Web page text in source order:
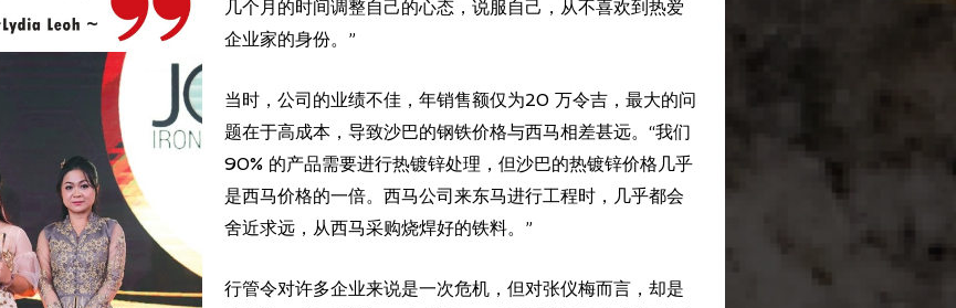
几个月的时间调整自己的心态，说服自己，从不喜欢到热爱
企业家的身份。”
当时，公司的业绩不佳，年销售额仅为20 万令吉，最大的问
题在于高成本，导致沙巴的钢铁价格与西马相差甚远。“我们
90% 的产品需要进行热镀锌处理，但沙巴的热镀锌价格几乎
是西马价格的一倍。西马公司来东马进行工程时，几乎都会
舍近求远，从西马采购烧焊好的铁料。”
行管令对许多企业来说是一次危机，但对张仪梅而言，却是